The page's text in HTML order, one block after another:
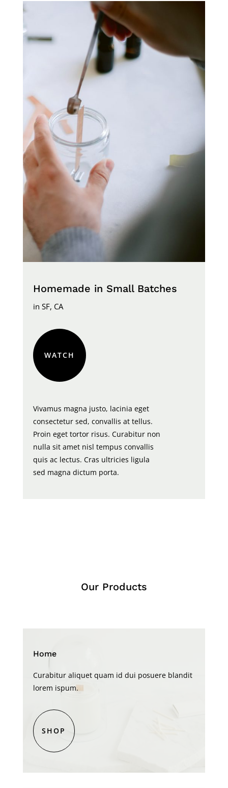
Homemade in Small Batches
in SF, CA
WATCH
Vivamus magna justo, lacinia eget
consectetur sed, convallis at tellus.
Proin eget tortor risus. Curabitur non
nulla sit amet nisl tempus convallis
quis ac lectus. Cras ultricies ligula
sed magna dictum porta.
Our Products
Home
Curabitur aliquet quam id dui posuere blandit
lorem ispum.
SHOP